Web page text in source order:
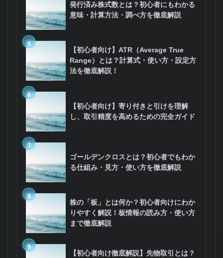
発行済み株式数とは？初心者にもわかる
意味・計算方法・調べ方を徹底解説
5
【初心者向け】ATR（Average True
Range）とは？計算式・使い方・設定方
法を徹底解説！
6
【初心者向け】寄り付きと引けを理解
し、取引精度を高めるための完全ガイド
7
ゴールデンクロスとは？初心者でもわか
る仕組み・見方・使い方を徹底解説
8
株の「板」とは何か？初心者向けにわか
りやすく解説！板情報の読み方・使い方
まで徹底解説
9
【初心者向け徹底解説】先物取引とは？